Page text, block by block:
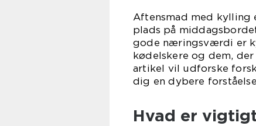
Aftensmad med kylling
plads på
gode næringsværdi er
kødelskere og dem,
artikel vil udforske
dig en dybere
Hvad er